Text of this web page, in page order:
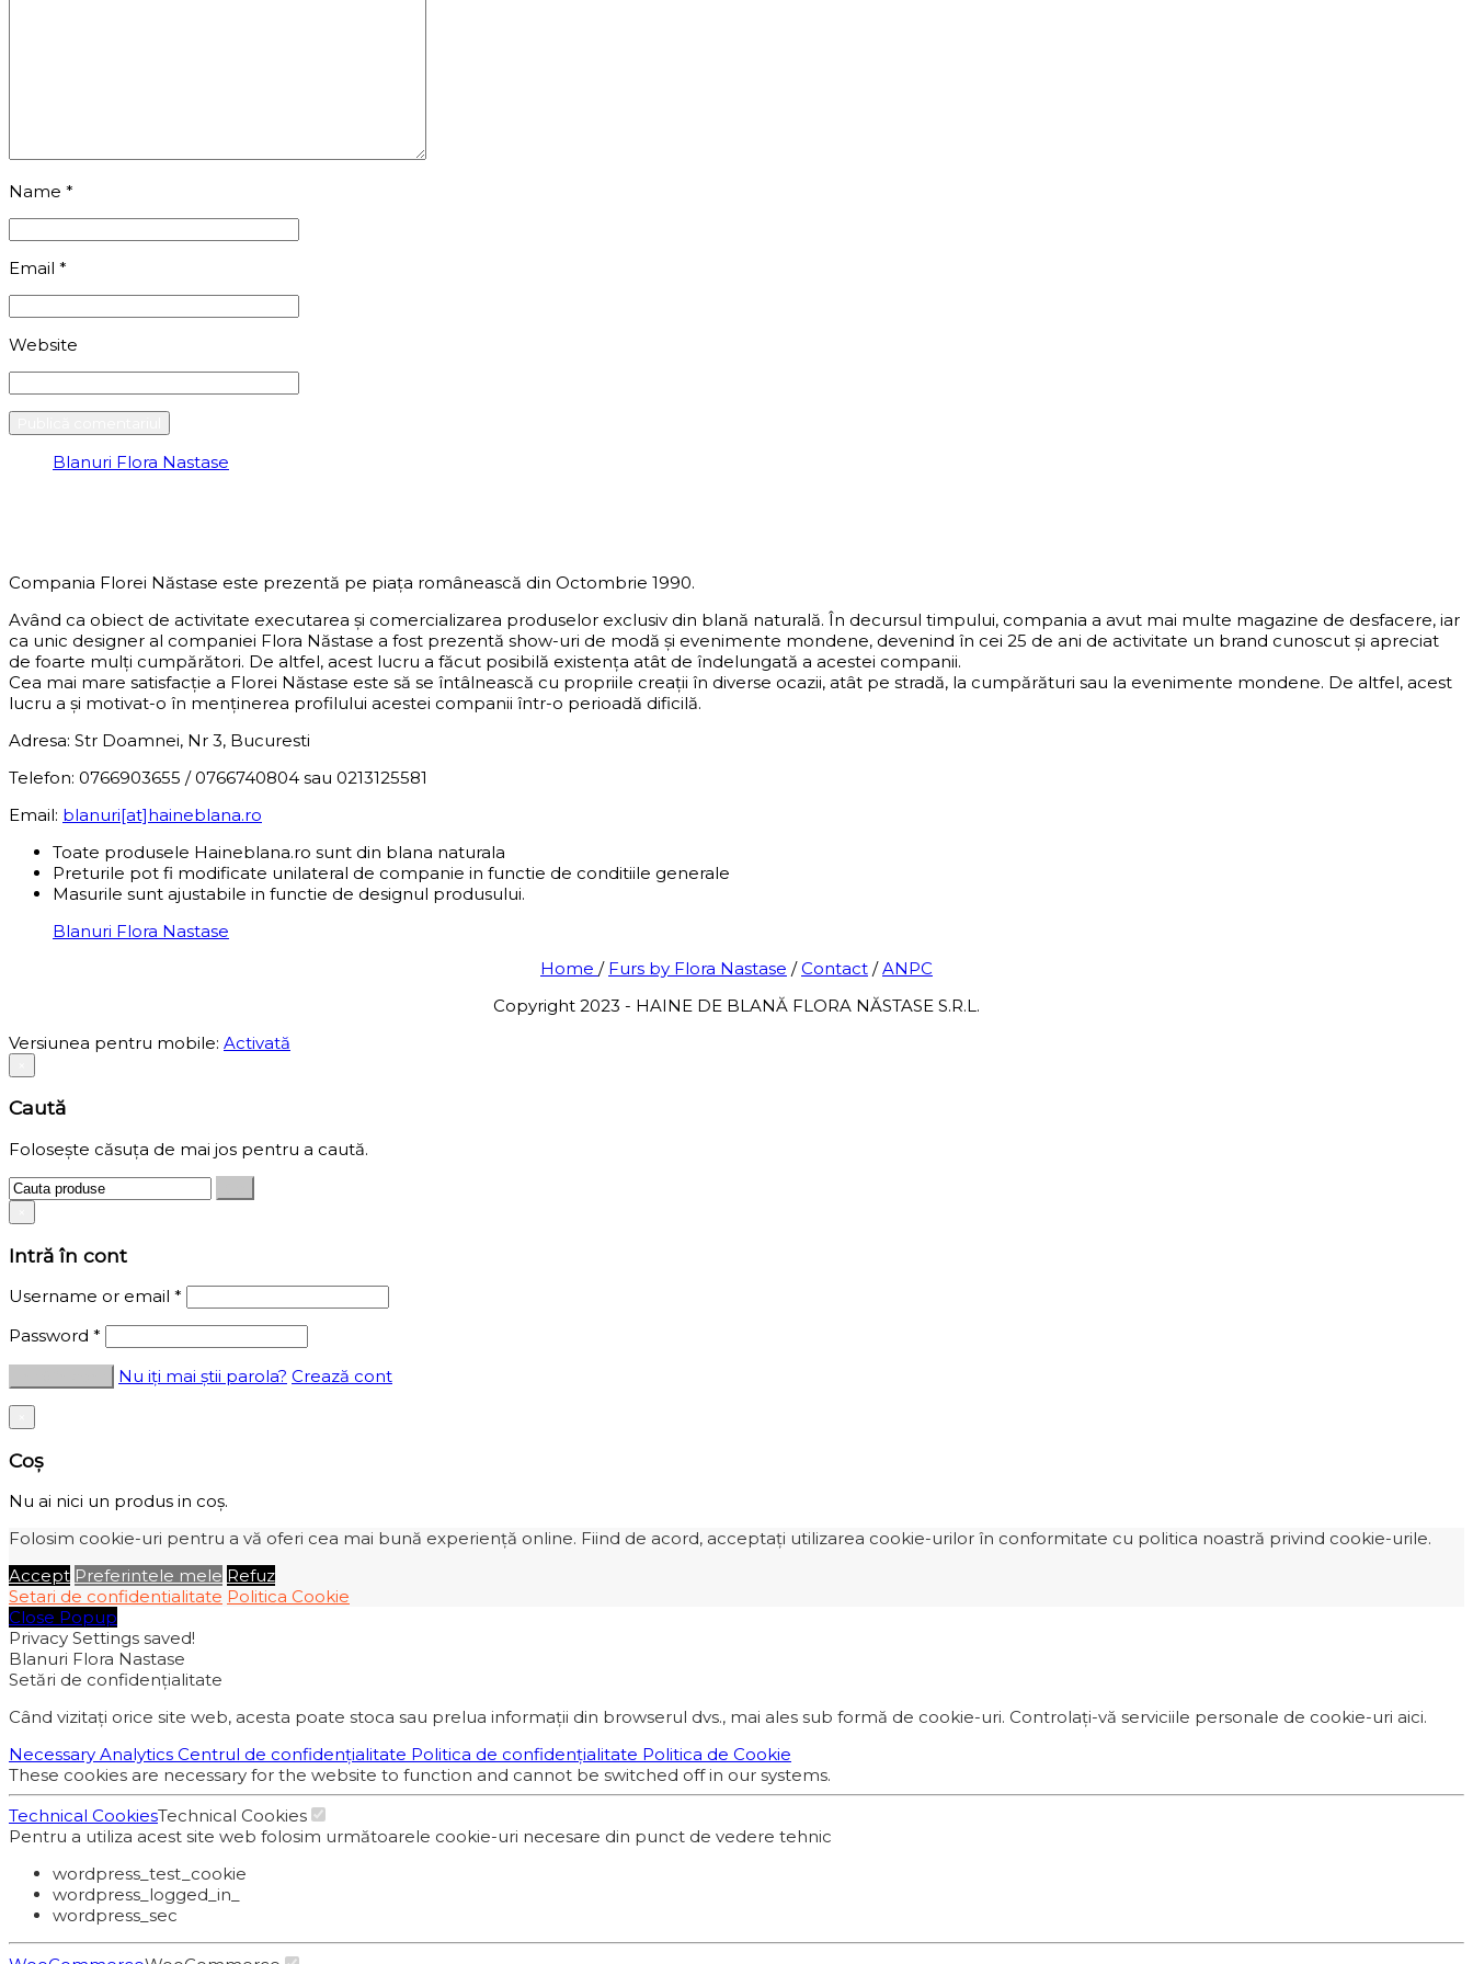
Name *
Email *
Website
Blanuri Flora Nastase
Compania Florei Năstase este prezentă pe piața românească din Octombrie 1990.
Având ca obiect de activitate executarea și comercializarea produselor exclusiv din blană naturală. În decursul timpului, compania a avut mai multe magazine de desfacere, iar
ca unic designer al companiei Flora Năstase a fost prezentă show-uri de modă și evenimente mondene, devenind în cei 25 de ani de activitate un brand cunoscut și apreciat
de foarte mulți cumpărători. De altfel, acest lucru a făcut posibilă existența atât de îndelungată a acestei companii.
Cea mai mare satisfacție a Florei Năstase este să se întâlnească cu propriile creații în diverse ocazii, atât pe stradă, la cumpărături sau la evenimente mondene. De altfel, acest
lucru a și motivat-o în menținerea profilului acestei companii într-o perioadă dificilă.
Adresa: Str Doamnei, Nr 3, Bucuresti
Telefon: 0766903655 / 0766740804 sau 0213125581
Email: blanuri[at]haineblana.ro
Toate produsele Haineblana.ro sunt din blana naturala
Preturile pot fi modificate unilateral de companie in functie de conditiile generale
Masurile sunt ajustabile in functie de designul produsului.
Blanuri Flora Nastase
Home / Furs by Flora Nastase /Contact /ANPC
Copyright 2023 - HAINE DE BLANĂ FLORA NĂSTASE S.R.L.
Versiunea pentru mobile: Activată
Caută
Folosește căsuța de mai jos pentru a caută.
Intră în cont
Username or email *
Password *
Nu iți mai știi parola? Crează cont
Coș
Nu ai nici un produs in coș.
Folosim cookie-uri pentru a vă oferi cea mai bună experiență online. Fiind de acord, acceptați utilizarea cookie-urilor în conformitate cu politica noastră privind cookie-urile.
Accept Preferintele mele Refuz
Setari de confidentialitate Politica Cookie
Close Popup
Privacy Settings saved!
Blanuri Flora Nastase
Setări de confidențialitate
Când vizitați orice site web, acesta poate stoca sau prelua informații din browserul dvs., mai ales sub formă de cookie-uri. Controlați-vă serviciile personale de cookie-uri aici.
Necessary Analytics Centrul de confidențialitate Politica de confidențialitate Politica de Cookie
These cookies are necessary for the website to function and cannot be switched off in our systems.
Technical CookiesTechnical Cookies
Pentru a utiliza acest site web folosim următoarele cookie-uri necesare din punct de vedere tehnic
wordpress_test_cookie
wordpress_logged_in_
wordpress_sec